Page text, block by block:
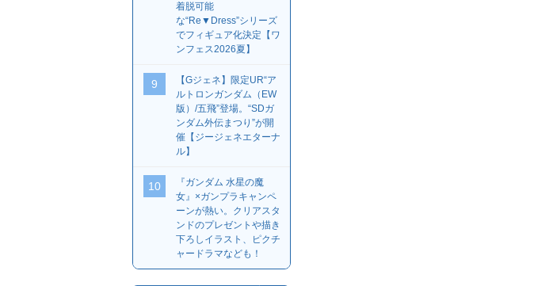
着脱可能
な“Re▼Dress”シリーズ
でフィギュア化決定【ワ
ンフェス2026夏】
9
【Gジェネ】限定UR“ア
ルトロンガンダム（EW
版）/五飛”登場。“SDガ
ンダム外伝まつり”が開
催【ジージェネエターナ
ル】
10
『ガンダム 水星の魔
女』×ガンプラキャンペ
ーンが熱い。クリアスタ
ンドのプレゼントや描き
下ろしイラスト、ピクチ
ャードラマなども！